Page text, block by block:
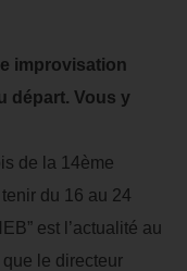
improvisation
départ. Vous y
de la 14ème
du 16 au 24
est l’actualité au
le directeur